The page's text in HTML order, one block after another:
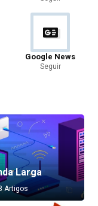
Google News
Seguir
Larga
Artigos